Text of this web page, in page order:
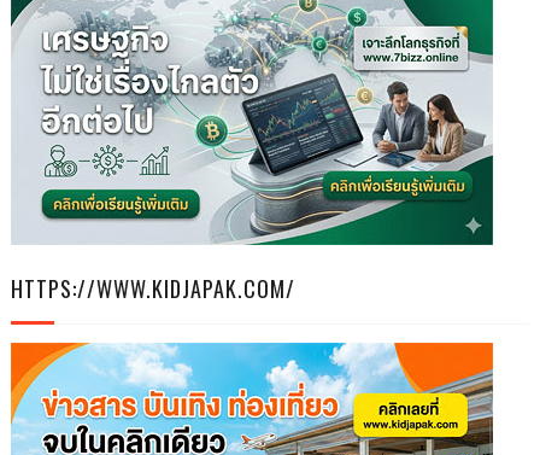
HTTPS://WWW.KIDJAPAK.COM/